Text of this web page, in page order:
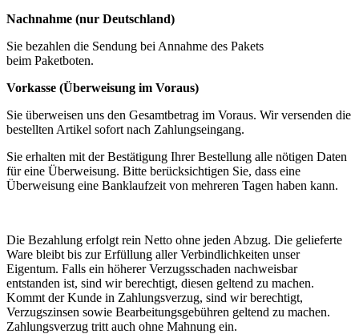
Nachnahme (nur Deutschland)
Sie bezahlen die Sendung bei Annahme des Pakets
beim Paketboten.
Vorkasse (Überweisung im Voraus)
Sie überweisen uns den Gesamtbetrag im Voraus. Wir versenden die
bestellten Artikel sofort nach Zahlungseingang.
Sie erhalten mit der Bestätigung Ihrer Bestellung alle nötigen Daten
für eine Überweisung. Bitte berücksichtigen Sie, dass eine
Überweisung eine Banklaufzeit von mehreren Tagen haben kann.
Die Bezahlung erfolgt rein Netto ohne jeden Abzug. Die gelieferte
Ware bleibt bis zur Erfüllung aller Verbindlichkeiten unser
Eigentum. Falls ein höherer Verzugsschaden nachweisbar
entstanden ist, sind wir berechtigt, diesen geltend zu machen.
Kommt der Kunde in Zahlungsverzug, sind wir berechtigt,
Verzugszinsen sowie Bearbeitungsgebühren geltend zu machen.
Zahlungsverzug tritt auch ohne Mahnung ein.